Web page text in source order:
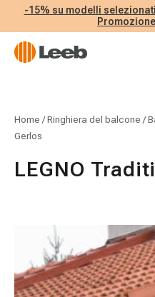
-15% su modelli
Home /Ringhiera del balcone /
Gerlos
LEGNO